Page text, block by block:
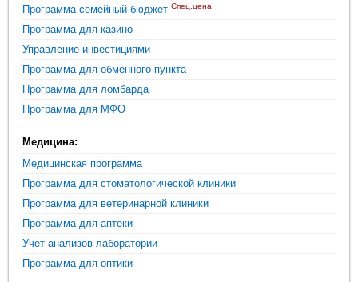
Программа семейный бюджет Спец.цена
Программа для казино
Управление инвестициями
Программа для обменного пункта
Программа для ломбарда
Программа для МФО
Медицина:
Медицинская программа
Программа для стоматологической клиники
Программа для ветеринарной клиники
Программа для аптеки
Учет анализов лаборатории
Программа для оптики